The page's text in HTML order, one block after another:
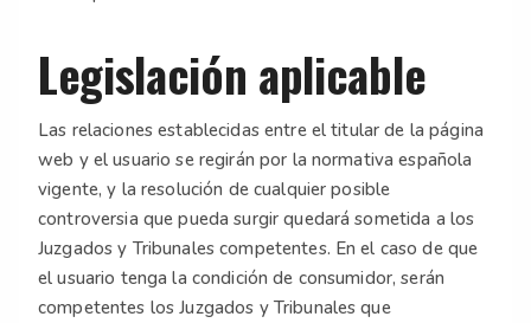
Legislación aplicable
Las relaciones establecidas entre el titular de la página
web y el usuario se regirán por la normativa española
vigente, y la resolución de cualquier posible
controversia que pueda surgir quedará sometida a los
Juzgados y Tribunales competentes. En el caso de que
el usuario tenga la condición de consumidor, serán
competentes los Juzgados y Tribunales que